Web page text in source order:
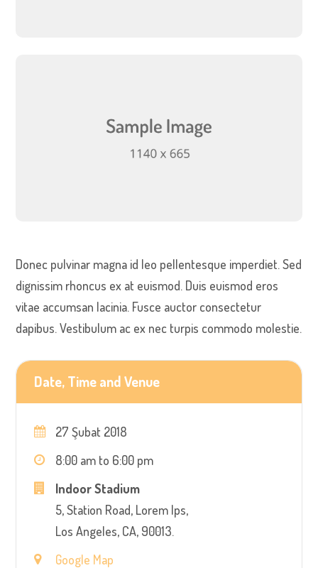
Donec pulvinar magna id leo pellentesque imperdiet. Sed
dignissim rhoncus ex at euismod. Duis euismod eros
vitae accumsan lacinia. Fusce auctor consectetur
dapibus. Vestibulum ac ex nec turpis commodo molestie.
Date, Time and Venue
27 Şubat 2018
8:00 am to 6:00 pm
Indoor Stadium
5, Station Road, Lorem Ips,
Los Angeles, CA, 90013.
Google Map